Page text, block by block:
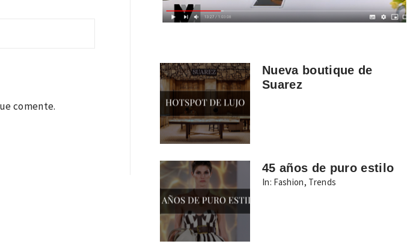
comente.
Nueva boutique de
Suarez
45 años de puro estilo
In: Fashion, Trends